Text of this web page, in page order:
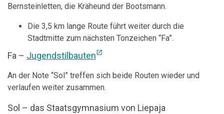
Bernsteinletten, die Kräheund der Bootsmann.
Die 3,5 km lange Route führt weiter durch die
Stadtmitte zum nächsten Tonzeichen “Fa”.
Fa – Jugendstilbautenopen_in_new
An der Note “Sol” treffen sich beide Routen wieder und
verlaufen weiter zusammen.
Sol – das Staatsgymnasium von Liepaja